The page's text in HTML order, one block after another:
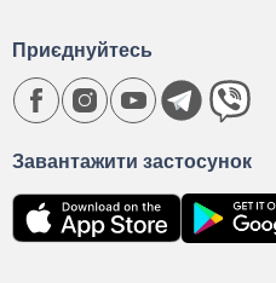
Завантажити застосунок
Приєднуйтесь